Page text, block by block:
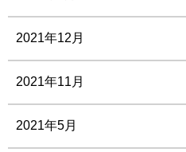
2021年12月
2021年11月
2021年5月